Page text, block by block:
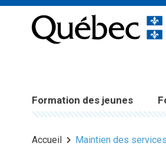
Formation des jeunes
Accueil Maintien des